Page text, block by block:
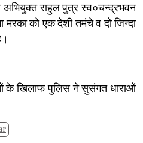
राहुल पुत्र स्व०चन्द्रभवन
मरका को एक देशी तमंचे व दो जिन्दा
के खिलाफ पुलिस ने सुसंगत धाराओं